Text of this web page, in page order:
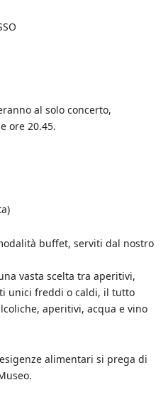
al solo concerto,
ore 20.45.
buffet, serviti dal nostro
vasta scelta tra aperitivi,
unici freddi o caldi, il tutto
aperitivi, acqua e vino
alimentari si prega di